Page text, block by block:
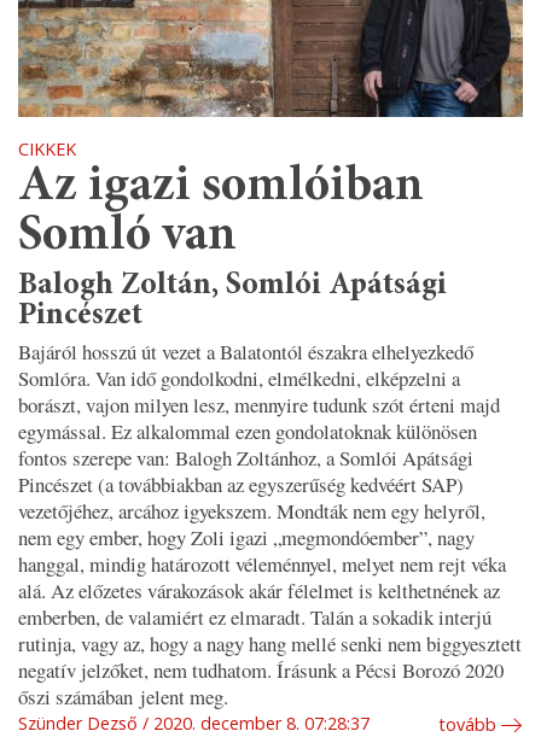
CIKKEK
Az igazi somlóiban
Somló van
Balogh Zoltán, Somlói Apátsági
Pincészet
Bajáról hosszú út vezet a Balatontól északra elhelyezkedő
Somlóra. Van idő gondolkodni, elmélkedni, elképzelni a
borászt, vajon milyen lesz, mennyire tudunk szót érteni majd
egymással. Ez alkalommal ezen gondolatoknak különösen
fontos szerepe van: Balogh Zoltánhoz, a Somlói Apátsági
Pincészet (a továbbiakban az egyszerűség kedvéért SAP)
vezetőjéhez, arcához igyekszem. Mondták nem egy helyről,
nem egy ember, hogy Zoli igazi „megmondóember”, nagy
hanggal, mindig határozott véleménnyel, melyet nem rejt véka
alá. Az előzetes várakozások akár félelmet is kelthetnének az
emberben, de valamiért ez elmaradt. Talán a sokadik interjú
rutinja, vagy az, hogy a nagy hang mellé senki nem biggyesztett
negatív jelzőket, nem tudhatom. Írásunk a Pécsi Borozó 2020
őszi számában jelent meg.
Szünder Dezső 2020. december 8. 07:28:37 tovább